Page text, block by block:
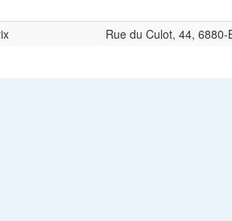
Rue du Culot, 44, 6880-